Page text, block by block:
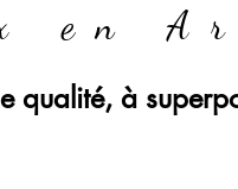
en
qualité, à